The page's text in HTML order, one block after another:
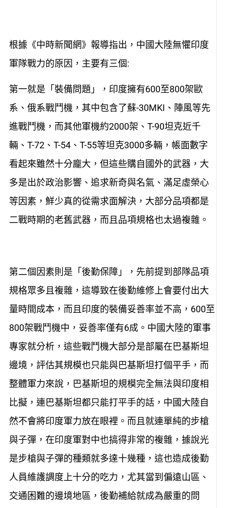
根據《中時新聞網》報導指出，中國大陸無懼印度
軍隊戰力的原因，主要有三個:
第一就是「裝備問題」，印度擁有600至800架歐
系、俄系戰鬥機，其中包含了蘇-30MKI、陣風等先
進戰鬥機，而其他軍機約2000架、T-90坦克近千
輛、T-72、T-54、T-55等坦克3000多輛，帳面數字
看起來雖然十分龐大，但這些購自國外的武器，大
多是出於政治影響、追求新奇與名氣、滿足虛榮心
等因素，鮮少真的從需求面解決，大部分品項都是
二戰時期的老舊武器，而且品項規格也太過複雜。
第二個因素則是「後勤保障」，先前提到部隊品項
規格眾多且複雜，這導致在後勤維修上會要付出大
量時間成本，而且印度的裝備妥善率並不高，600至
800架戰鬥機中，妥善率僅有6成。中國大陸的軍事
專家就分析，這些戰鬥機大部分是部屬在巴基斯坦
邊境，評估其規模也只能與巴基斯坦打個平手，而
整體軍力來說，巴基斯坦的規模完全無法與印度相
比擬，連巴基斯坦都只能打平手的話，中國大陸自
然不會將印度軍力放在眼裡。而且就連單純的步槍
與子彈，在印度軍對中也搞得非常的複雜，據說光
是步槍與子彈的種類就多達十幾種，這也造成後勤
人員維護調度上十分的吃力，尤其當到偏遠山區、
交通困難的邊境地區，後勤補給就成為嚴重的問